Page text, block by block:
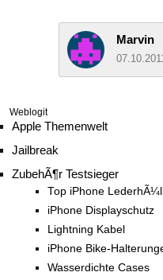
Marvin
Weblogit
Apple Themenwelt
Jailbreak
ZubehÃ¶r Testsieger
Top iPhone
iPhone Displayschutz
Lightning Kabel
iPhone Bike-
Wasserdichte Cases